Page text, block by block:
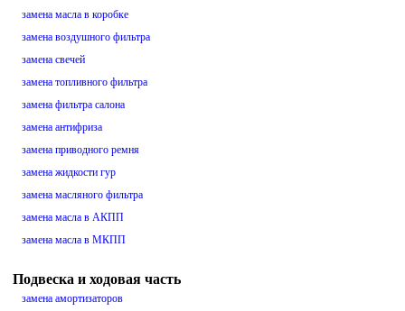
замена масла в коробке
замена воздушного фильтра
замена свечей
замена топливного фильтра
замена фильтра салона
замена антифриза
замена приводного ремня
замена жидкости гур
замена масляного фильтра
замена масла в АКПП
замена масла в МКПП
Подвеска и ходовая часть
замена амортизаторов